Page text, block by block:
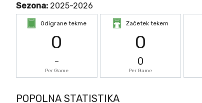
Sezona: 2025-2026
Odigrane tekme
0
-
Per Game
Začetek tekem
0
0
Per Game
POPOLNA STATISTIKA